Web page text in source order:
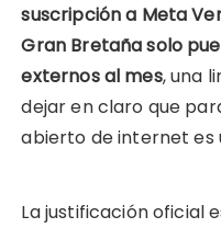
suscripción a Meta
Gran Bretaña solo
externos al mes, una
dejar en claro que
abierto de internet es
La justificación oficial